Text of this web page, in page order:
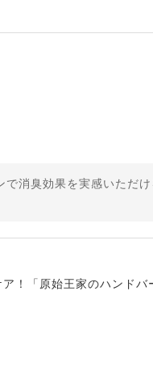
消臭効果を実感いただけ
！「原始王家のハンドバ